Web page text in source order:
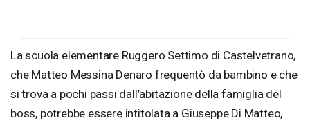
La scuola elementare Ruggero Settimo di Castelvetrano,
che Matteo Messina Denaro frequentò da bambino e che
si trova a pochi passi dall’abitazione della famiglia del
boss, potrebbe essere intitolata a Giuseppe Di Matteo,